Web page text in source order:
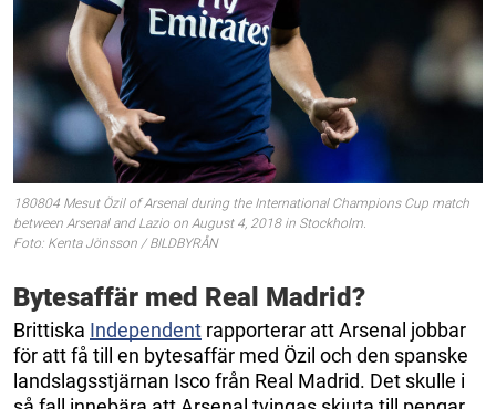
180804 Mesut Özil of Arsenal during the International Champions Cup match
between Arsenal and Lazio on August 4, 2018 in Stockholm.
Foto: Kenta Jönsson / BILDBYRÅN
Bytesaffär med Real Madrid?
Brittiska Independent rapporterar att Arsenal jobbar
för att få till en bytesaffär med Özil och den spanske
landslagsstjärnan Isco från Real Madrid. Det skulle i